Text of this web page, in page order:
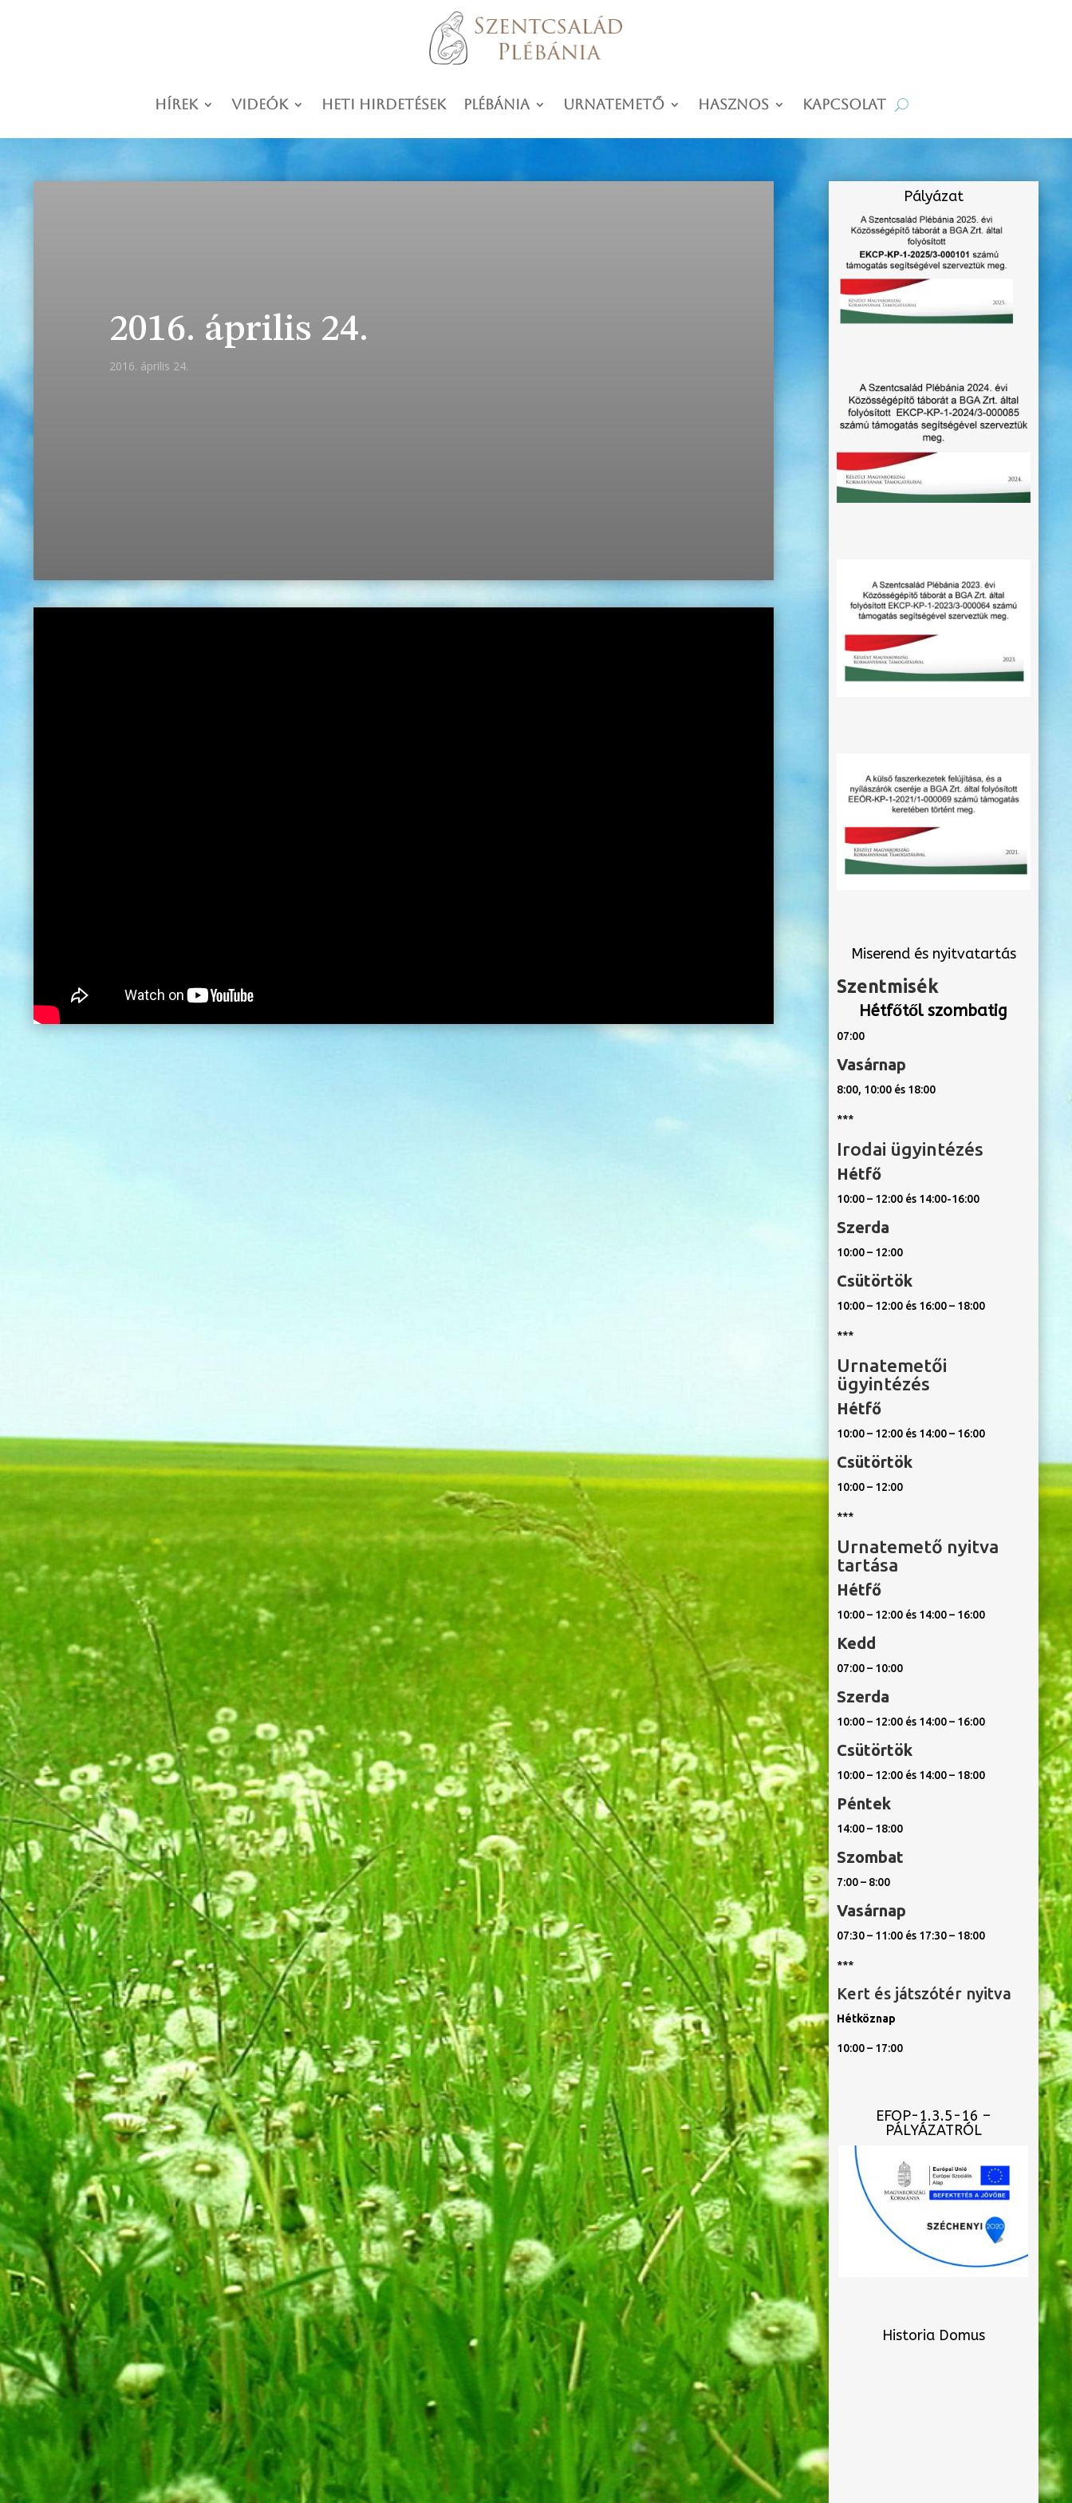
Hírek Videók Heti hirdetések Plébánia Urnatemető Hasznos Kapcsolat
2016. április 24.
2016. április 24.
Pályázat
Miserend és nyitvatartás
Szentmisék
Hétfőtől szombatig
07:00
Vasárnap
8:00, 10:00 és 18:00
***
Irodai ügyintézés
Hétfő
10:00 – 12:00 és 14:00-16:00
Szerda
10:00 – 12:00
Csütörtök
10:00 – 12:00 és 16:00 – 18:00
***
Urnatemetői
ügyintézés
Hétfő
10:00 – 12:00 és 14:00 – 16:00
Csütörtök
10:00 – 12:00
***
Urnatemető nyitva
tartása
Hétfő
10:00 – 12:00 és 14:00 – 16:00
Kedd
07:00 – 10:00
Szerda
10:00 – 12:00 és 14:00 – 16:00
Csütörtök
10:00 – 12:00 és 14:00 – 18:00
Péntek
14:00 – 18:00
Szombat
7:00 – 8:00
Vasárnap
07:30 – 11:00 és 17:30 – 18:00
***
Kert és játszótér nyitva
Hétköznap
10:00 – 17:00
EFOP-1.3.5-16 –
PÁLYÁZATRÓL
Historia Domus